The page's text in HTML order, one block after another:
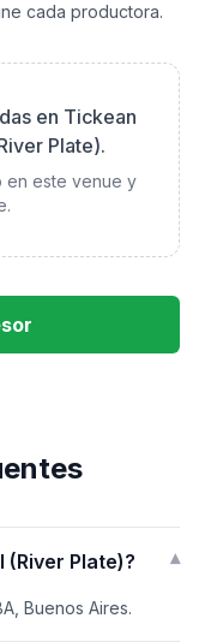
cada productora.
en Tickean
Plate).
en este venue y
(River Plate)? ▾
Buenos Aires.